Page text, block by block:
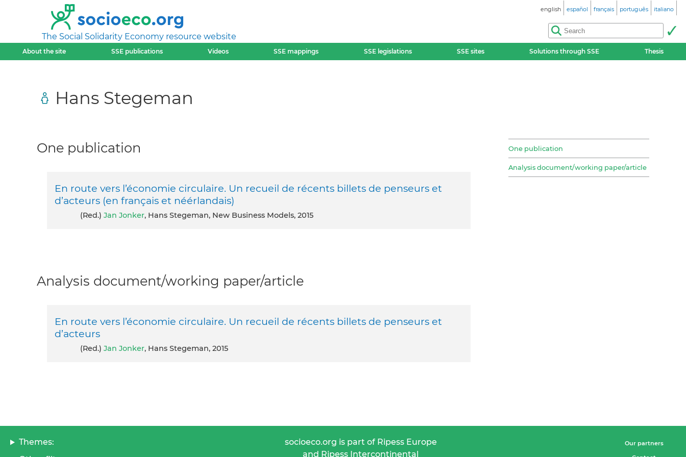
The Social Solidarity Economy resource website
english español français português italiano
About the site SSE publications Videos SSE mappings SSE legislations SSE sites Solutions through SSE Thesis
Hans Stegeman
One publication
Analysis document/working paper/article
One publication
En route vers l’économie circulaire. Un recueil de récents billets de penseurs et
d’acteurs (en français et néérlandais)
(red.) Jan Jonker, Hans Stegeman, New Business Models, 2015
Analysis document/working paper/article
En route vers l’économie circulaire. Un recueil de récents billets de penseurs et
d’acteurs
(red.) Jan Jonker, Hans Stegeman, 2015
Themes:
socioeco.org is part of Ripess Europe
and Ripess Intercontinental
Our partners